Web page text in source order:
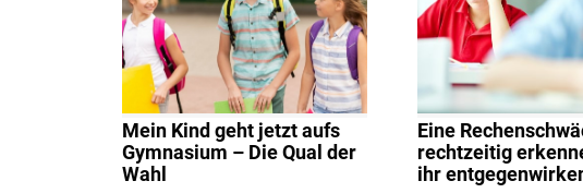
Mein Kind geht jetzt aufs
Gymnasium – Die Qual der
Wahl
Eine
rechtzeitig
ihr